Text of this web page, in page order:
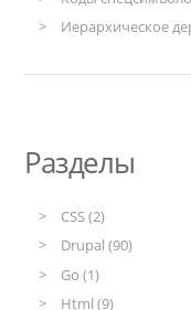
Иерархическое
Разделы
CSS (2)
Drupal (90)
Go (1)
Html (9)